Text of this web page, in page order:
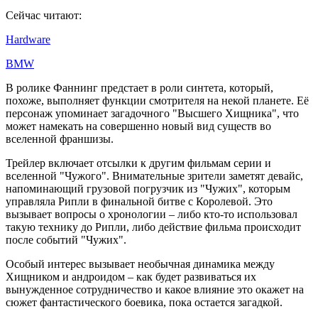
Сейчас читают:
Hardware
BMW
В ролике Фаннинг предстает в роли синтета, который,
похоже, выполняет функции смотрителя на некой планете. Её
персонаж упоминает загадочного "Высшего Хищника", что
может намекать на совершенно новый вид существ во
вселенной франшизы.
Трейлер включает отсылки к другим фильмам серии и
вселенной "Чужого". Внимательные зрители заметят девайс,
напоминающий грузовой погрузчик из "Чужих", которым
управляла Рипли в финальной битве с Королевой. Это
вызывает вопросы о хронологии – либо кто-то использовал
такую технику до Рипли, либо действие фильма происходит
после событий "Чужих".
Особый интерес вызывает необычная динамика между
Хищником и андроидом – как будет развиваться их
вынужденное сотрудничество и какое влияние это окажет на
сюжет фантастического боевика, пока остается загадкой.